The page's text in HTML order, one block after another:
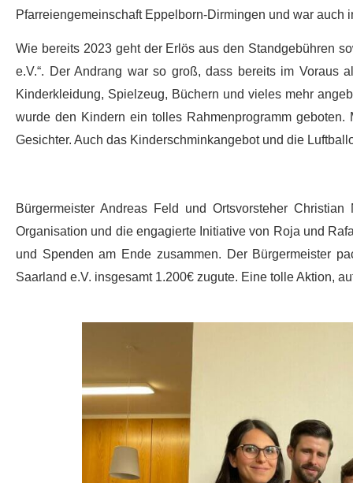
Pfarreiengemeinschaft Eppelborn-Dirmingen und war auch
Wie bereits 2023 geht der Erlös aus den Standgebühren
e.V.“. Der Andrang war so groß, dass bereits im Voraus
Kinderkleidung, Spielzeug, Büchern und vieles mehr
wurde den Kindern ein tolles Rahmenprogramm
Gesichter. Auch das Kinderschminkangebot und die
Bürgermeister Andreas Feld und Ortsvorsteher
Organisation und die engagierte Initiative von Roja und
und Spenden am Ende zusammen. Der Bürgermeister
Saarland e.V. insgesamt 1.200€ zugute. Eine tolle Aktion,